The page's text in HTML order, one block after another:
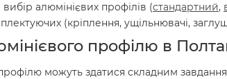
алюмінієвих профілів (стандартний,
(кріплення, ущільнювачі,
профілю в
можуть здатися складним